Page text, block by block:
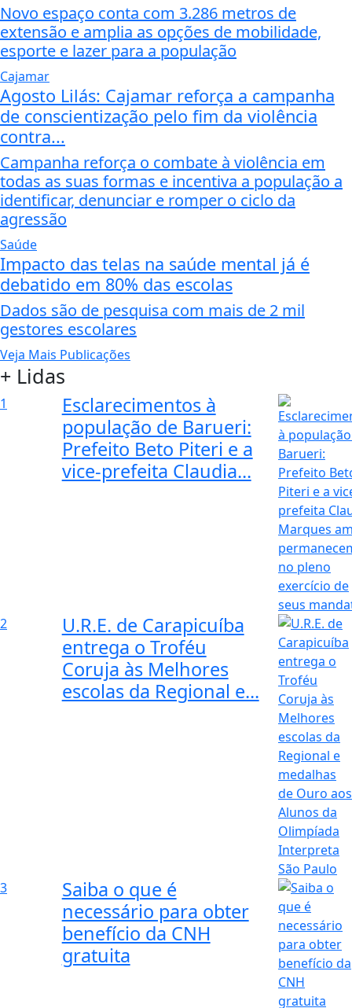
Novo espaço conta com 3.286 metros de
extensão e amplia as opções de mobilidade,
esporte e lazer para a população
Cajamar
Agosto Lilás: Cajamar reforça a campanha
de conscientização pelo fim da violência
contra...
Campanha reforça o combate à violência em
todas as suas formas e incentiva a população a
identificar, denunciar e romper o ciclo da
agressão
Saúde
Impacto das telas na saúde mental já é
debatido em 80% das escolas
Dados são de pesquisa com mais de 2 mil
gestores escolares
Veja Mais Publicações
+ Lidas
1
Esclarecimentos à
população de Barueri:
Prefeito Beto Piteri e a
vice-prefeita Claudia...
2
U.R.E. de Carapicuíba
entrega o Troféu
Coruja às Melhores
escolas da Regional e...
3
Saiba o que é
necessário para obter
benefício da CNH
gratuita